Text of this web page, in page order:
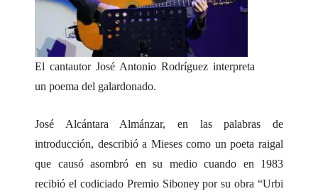
El cantautor José Antonio Rodríguez interpreta
un poema del galardonado.
José Alcántara Almánzar, en las palabras de
introducción, describió a Mieses como un poeta raigal
que causó asombró en su medio cuando en 1983
recibió el codiciado Premio Siboney por su obra “Urbi